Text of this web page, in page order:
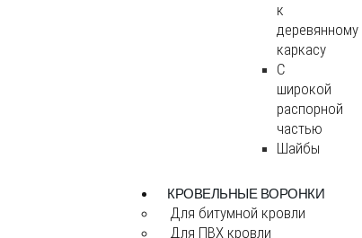
к
деревянному
каркасу
С
широкой
распорной
частью
Шайбы
КРОВЕЛЬНЫЕ ВОРОНКИ
Для битумной кровли
Для ПВХ кровли